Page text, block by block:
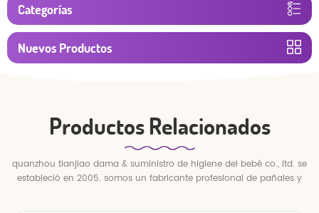
Categorías
Nuevos Productos
Productos Relacionados
quanzhou tianjiao dama & suministro de higiene del bebé co., ltd. se
estableció en 2005. somos un fabricante profesional de pañales y